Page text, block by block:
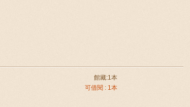
館藏:1本
可借閱 : 1本